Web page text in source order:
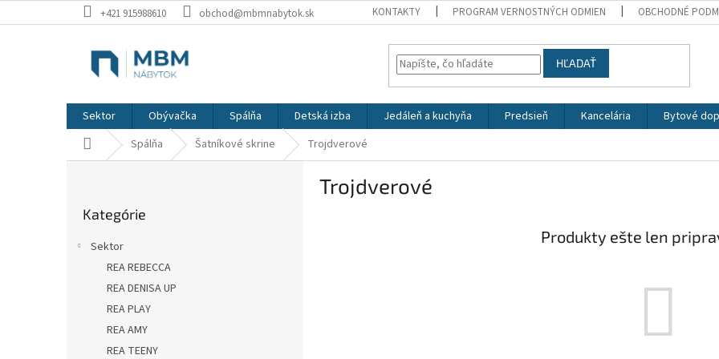
na
+421 915988610 obchod@mbmnabytok.sk KONTAKTY PROGRAM VERNOSTNÝCH ODMIEN OBCHODNÉ
HĽADAŤ
Sektor Obývačka Spálňa Detská izba Jedáleň a kuchyňa Predsieň Kancelária Bytové
DomovSpálňa Šatníkové skrine Trojdverové
kategórie
Kategórie
Sektor
REA REBECCA
REA DENISA UP
REA PLAY
REA AMY
REA TEENY
Trojdverové
Produkty ešte len